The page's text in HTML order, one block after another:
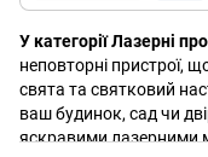
У категорії Лазерні
неповторні пристрої,
свята та святковий
ваш будинок, сад чи
яскравими лазерними